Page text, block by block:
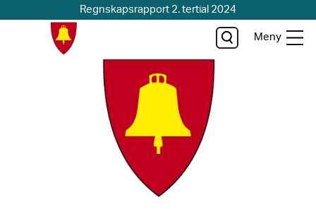
Regnskapsrapport 2. tertial 2024
Meny